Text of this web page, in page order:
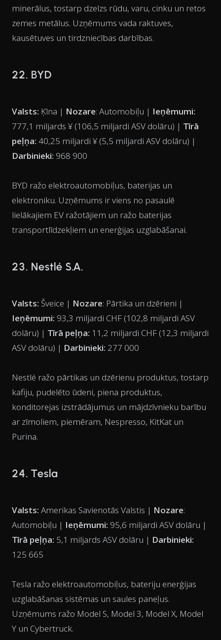
minerālus, tostarp dzelzs rūdu, varu, cinku un retos
zemes metālus. Uzņēmums vada raktuves,
kausētuves un tirdzniecības darbības.
22. BYD
Valsts: Ķīna | Nozare: Automobiļu | Ieņēmumi:
777,1 miljards ¥ (106,5 miljardi ASV dolāru) | Tīrā
peļņa: 40,25 miljardi ¥ (5,5 miljardi ASV dolāru) |
Darbinieki: 968 900
BYD ražo elektroautomobiļus, baterijas un
elektroniku. Uzņēmums ir viens no pasaulē
lielākajiem EV ražotājiem un ražo baterijas
transportlīdzekļiem un enerģijas uzglabāšanai.
23. Nestlé S.A.
Valsts: Šveice | Nozare: Pārtika un dzērieni |
Ieņēmumi: 93,3 miljardi CHF (102,8 miljardi ASV
dolāru) | Tīrā peļņa: 11,2 miljardi CHF (12,3 miljardi
ASV dolāru) | Darbinieki: 277 000
Nestlé ražo pārtikas un dzērienu produktus, tostarp
kafiju, pudelēto ūdeni, piena produktus,
konditorejas izstrādājumus un mājdzīvnieku barību
ar zīmoliem, piemēram, Nespresso, KitKat un
Purina.
24. Tesla
Valsts: Amerikas Savienotās Valstis | Nozare:
Automobiļu | Ieņēmumi: 95,6 miljardi ASV dolāru |
Tīrā peļņa: 5,1 miljards ASV dolāru | Darbinieki:
125 665
Tesla ražo elektroautomobiļus, bateriju enerģijas
uzglabāšanas sistēmas un saules paneļus.
Uzņēmums ražo Model S, Model 3, Model X, Model
Y un Cybertruck.